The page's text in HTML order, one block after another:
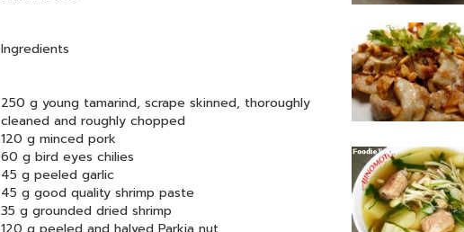
Ingredients
250 g young tamarind, scrape skinned, thoroughly
cleaned and roughly chopped
120 g minced pork
60 g bird eyes chilies
45 g peeled garlic
45 g good quality shrimp paste
35 g grounded dried shrimp